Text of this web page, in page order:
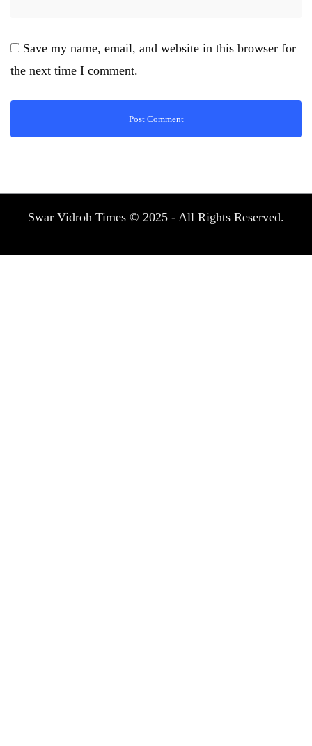
Save my name, email, and website in this browser for
the next time I comment.
Swar Vidroh Times © 2025 - All Rights Reserved.